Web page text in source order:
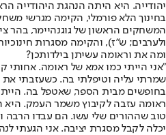
יהודייה. היא היתה הנהגת היהודייה
בחינוך הלא פורמלי, הקימה מגרשי
המשחקים הראשון של גוגנהיימר, בהר
ולערבים; ש"ז), והקימה מסגרות
ומה את וראומה עשיתן בילדותכן?
"אני הייתי כמו אמא של ראומה. אחותי
שמרתי עליה וטיפלתי בה. כשעזבתי את
טוב שההורים שלי עשו. הם עבדו הרבה
יכלה לקבל מסגרת יציבה. אני הגעתי